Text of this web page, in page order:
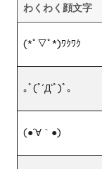
わくわく顔文字
(*ﾟ▽ﾟ*)ﾜｸﾜｸ
｡ﾟ(ﾟ´Д`ﾟ)ﾟ｡
(●´∀｀●)